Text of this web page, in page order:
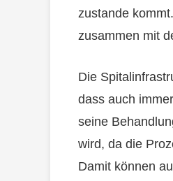
zustande
zusammen mit
Die
dass auch
seine
wird, da die
Damit können